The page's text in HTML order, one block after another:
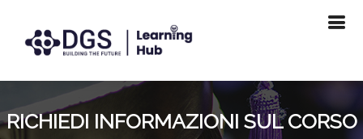
RICHIEDI INFORMAZIONI SUL CORSO